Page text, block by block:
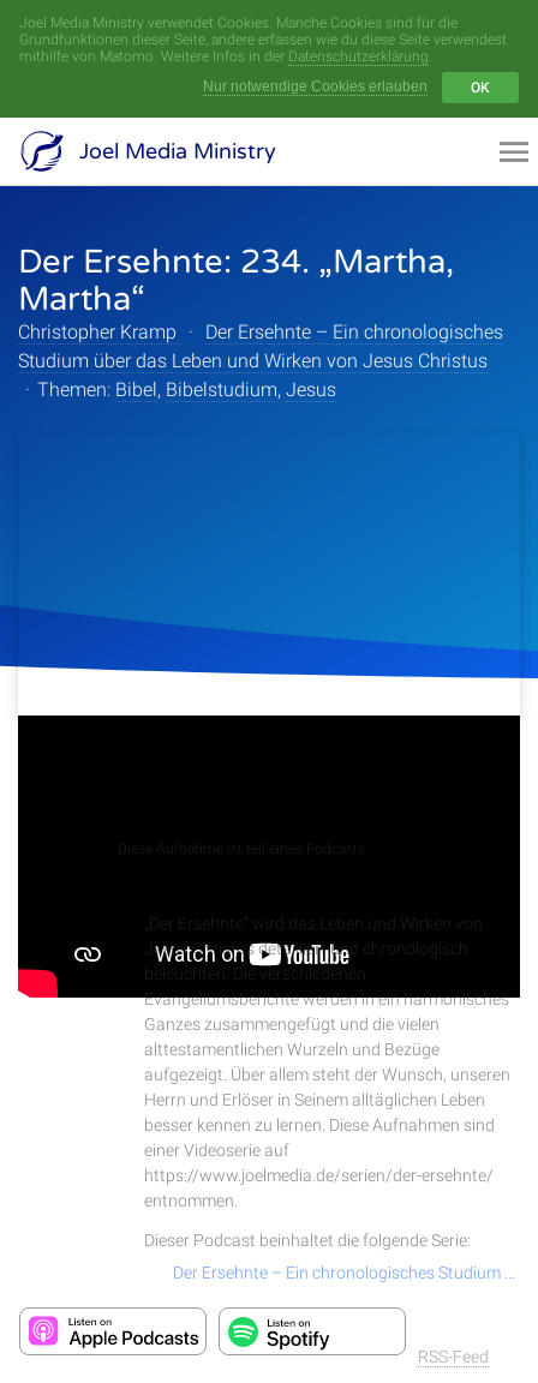
Joel Media Ministry verwendet Cookies. Manche Cookies sind für die
Grundfunktionen dieser Seite, andere erfassen wie du diese Seite verwendest
mithilfe von Matomo. Weitere Infos in der Datenschutzerklärung.
Nur notwendige Cookies erlauben
OK
Joel Media Ministry
Der Ersehnte: 234. „Martha,
Martha“
Christopher Kramp ·
Der Ersehnte – Ein chronologisches
Studium über das Leben und Wirken von Jesus Christus
· Themen: Bibel, Bibelstudium, Jesus
Diese Aufnahme ist teil eines Podcasts
„Der Ersehnte“ wird das Leben und Wirken von
Jesus Christus detailliert und chronologisch
beleuchten. Die verschiedenen
Evangeliumsberichte werden in ein harmonisches
Ganzes zusammengefügt und die vielen
alttestamentlichen Wurzeln und Bezüge
aufgezeigt. Über allem steht der Wunsch, unseren
Herrn und Erlöser in Seinem alltäglichen Leben
besser kennen zu lernen. Diese Aufnahmen sind
einer Videoserie auf
https://www.joelmedia.de/serien/der-ersehnte/
entnommen.
Dieser Podcast beinhaltet die folgende Serie:
RSS-Feed
Menü
Videoarchiv
Serien
Themen
Kontakt